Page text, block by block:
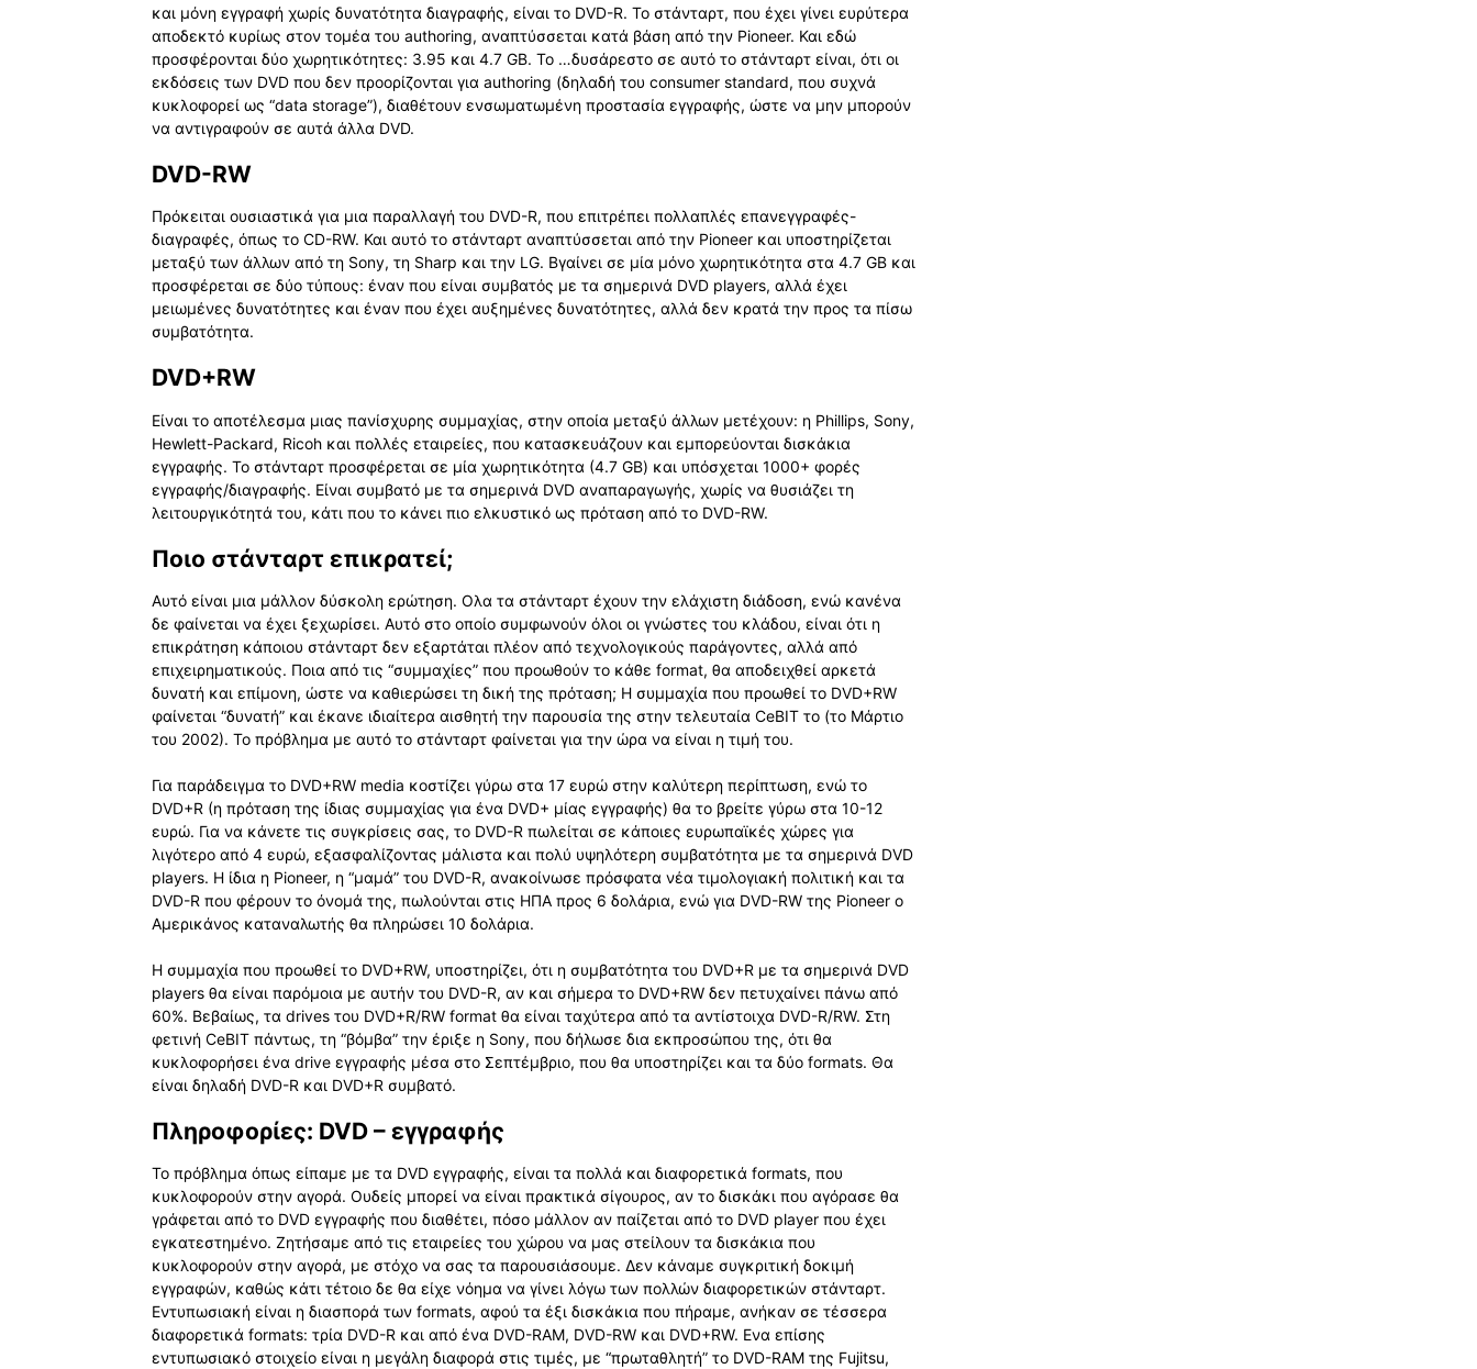
και μόνη εγγραφή χωρίς δυνατότητα διαγραφής, είναι το DVD-R. Το στάνταρτ, που έχει γίνει ευρύτερα
αποδεκτό κυρίως στον τομέα του authoring, αναπτύσσεται κατά βάση από την Pioneer. Και εδώ
προσφέρονται δύο χωρητικότητες: 3.95 και 4.7 GB. Το …δυσάρεστο σε αυτό το στάνταρτ είναι, ότι οι
εκδόσεις των DVD που δεν προορίζονται για authoring (δηλαδή του consumer standard, που συχνά
κυκλοφορεί ως “data storage”), διαθέτουν ενσωματωμένη προστασία εγγραφής, ώστε να μην μπορούν
να αντιγραφούν σε αυτά άλλα DVD.
DVD-RW
Πρόκειται ουσιαστικά για μια παραλλαγή του DVD-R, που επιτρέπει πολλαπλές επανεγγραφές-
διαγραφές, όπως το CD-RW. Και αυτό το στάνταρτ αναπτύσσεται από την Pioneer και υποστηρίζεται
μεταξύ των άλλων από τη Sony, τη Sharp και την LG. Βγαίνει σε μία μόνο χωρητικότητα στα 4.7 GB και
προσφέρεται σε δύο τύπους: έναν που είναι συμβατός με τα σημερινά DVD players, αλλά έχει
μειωμένες δυνατότητες και έναν που έχει αυξημένες δυνατότητες, αλλά δεν κρατά την προς τα πίσω
συμβατότητα.
DVD+RW
Είναι το αποτέλεσμα μιας πανίσχυρης συμμαχίας, στην οποία μεταξύ άλλων μετέχουν: η Phillips, Sony,
Hewlett-Packard, Ricoh και πολλές εταιρείες, που κατασκευάζουν και εμπορεύονται δισκάκια
εγγραφής. Το στάνταρτ προσφέρεται σε μία χωρητικότητα (4.7 GB) και υπόσχεται 1000+ φορές
εγγραφής/διαγραφής. Είναι συμβατό με τα σημερινά DVD αναπαραγωγής, χωρίς να θυσιάζει τη
λειτουργικότητά του, κάτι που το κάνει πιο ελκυστικό ως πρόταση από το DVD-RW.
Ποιο στάνταρτ επικρατεί;
Αυτό είναι μια μάλλον δύσκολη ερώτηση. Ολα τα στάνταρτ έχουν την ελάχιστη διάδοση, ενώ κανένα
δε φαίνεται να έχει ξεχωρίσει. Αυτό στο οποίο συμφωνούν όλοι οι γνώστες του κλάδου, είναι ότι η
επικράτηση κάποιου στάνταρτ δεν εξαρτάται πλέον από τεχνολογικούς παράγοντες, αλλά από
επιχειρηματικούς. Ποια από τις “συμμαχίες” που προωθούν το κάθε format, θα αποδειχθεί αρκετά
δυνατή και επίμονη, ώστε να καθιερώσει τη δική της πρόταση; Η συμμαχία που προωθεί το DVD+RW
φαίνεται “δυνατή” και έκανε ιδιαίτερα αισθητή την παρουσία της στην τελευταία CeBIT το (το Μάρτιο
του 2002). Το πρόβλημα με αυτό το στάνταρτ φαίνεται για την ώρα να είναι η τιμή του.
Για παράδειγμα το DVD+RW media κοστίζει γύρω στα 17 ευρώ στην καλύτερη περίπτωση, ενώ το
DVD+R (η πρόταση της ίδιας συμμαχίας για ένα DVD+ μίας εγγραφής) θα το βρείτε γύρω στα 10-12
ευρώ. Για να κάνετε τις συγκρίσεις σας, το DVD-R πωλείται σε κάποιες ευρωπαϊκές χώρες για
λιγότερο από 4 ευρώ, εξασφαλίζοντας μάλιστα και πολύ υψηλότερη συμβατότητα με τα σημερινά DVD
players. Η ίδια η Pioneer, η “μαμά” του DVD-R, ανακοίνωσε πρόσφατα νέα τιμολογιακή πολιτική και τα
DVD-R που φέρουν το όνομά της, πωλούνται στις ΗΠΑ προς 6 δολάρια, ενώ για DVD-RW της Pioneer ο
Αμερικάνος καταναλωτής θα πληρώσει 10 δολάρια.
Η συμμαχία που προωθεί το DVD+RW, υποστηρίζει, ότι η συμβατότητα του DVD+R με τα σημερινά DVD
players θα είναι παρόμοια με αυτήν του DVD-R, αν και σήμερα το DVD+RW δεν πετυχαίνει πάνω από
60%. Βεβαίως, τα drives του DVD+R/RW format θα είναι ταχύτερα από τα αντίστοιχα DVD-R/RW. Στη
φετινή CeBIT πάντως, τη “βόμβα” την έριξε η Sony, που δήλωσε δια εκπροσώπου της, ότι θα
κυκλοφορήσει ένα drive εγγραφής μέσα στο Σεπτέμβριο, που θα υποστηρίζει και τα δύο formats. Θα
είναι δηλαδή DVD-R και DVD+R συμβατό.
Πληροφορίες: DVD – εγγραφής
Το πρόβλημα όπως είπαμε με τα DVD εγγραφής, είναι τα πολλά και διαφορετικά formats, που
κυκλοφορούν στην αγορά. Ουδείς μπορεί να είναι πρακτικά σίγουρος, αν το δισκάκι που αγόρασε θα
γράφεται από το DVD εγγραφής που διαθέτει, πόσο μάλλον αν παίζεται από το DVD player που έχει
εγκατεστημένο. Ζητήσαμε από τις εταιρείες του χώρου να μας στείλουν τα δισκάκια που
κυκλοφορούν στην αγορά, με στόχο να σας τα παρουσιάσουμε. Δεν κάναμε συγκριτική δοκιμή
εγγραφών, καθώς κάτι τέτοιο δε θα είχε νόημα να γίνει λόγω των πολλών διαφορετικών στάνταρτ.
Eντυπωσιακή είναι η διασπορά των formats, αφού τα έξι δισκάκια που πήραμε, ανήκαν σε τέσσερα
διαφορετικά formats: τρία DVD-R και από ένα DVD-RAM, DVD-RW και DVD+RW. Eνα επίσης
εντυπωσιακό στοιχείo είναι η μεγάλη διαφορά στις τιμές, με “πρωταθλητή” το DVD-RAM της Fujitsu,